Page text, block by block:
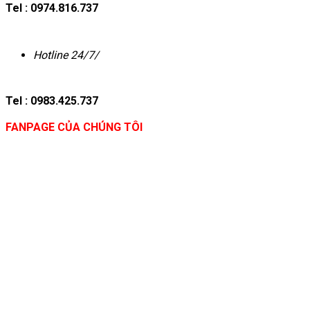
Tel : 0974.816.737
Hotline 24/7/
Tel : 0983.425.737
FANPAGE CỦA CHÚNG TÔI